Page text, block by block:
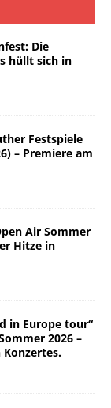
Die
hüllt sich in
Festspiele
– Premiere am
Air Sommer
Hitze in
in Europe tour“
2026 –